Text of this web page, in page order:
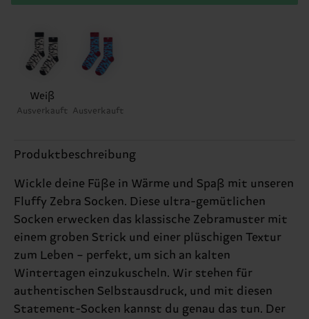
Weiß
Ausverkauft Ausverkauft
Produktbeschreibung
Wickle deine Füße in Wärme und Spaß mit unseren
Fluffy Zebra Socken. Diese ultra-gemütlichen
Socken erwecken das klassische Zebramuster mit
einem groben Strick und einer plüschigen Textur
zum Leben – perfekt, um sich an kalten
Wintertagen einzukuscheln. Wir stehen für
authentischen Selbstausdruck, und mit diesen
Statement-Socken kannst du genau das tun. Der